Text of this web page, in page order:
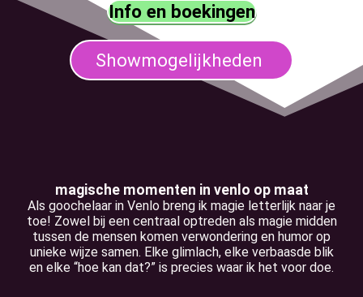
Info en boekingen
Showmogelijkheden
magische momenten in venlo op maat
Als goochelaar in Venlo breng ik magie letterlijk naar je
toe! Zowel bij een centraal optreden als magie midden
tussen de mensen komen verwondering en humor op
unieke wijze samen. Elke glimlach, elke verbaasde blik
en elke “hoe kan dat?” is precies waar ik het voor doe.